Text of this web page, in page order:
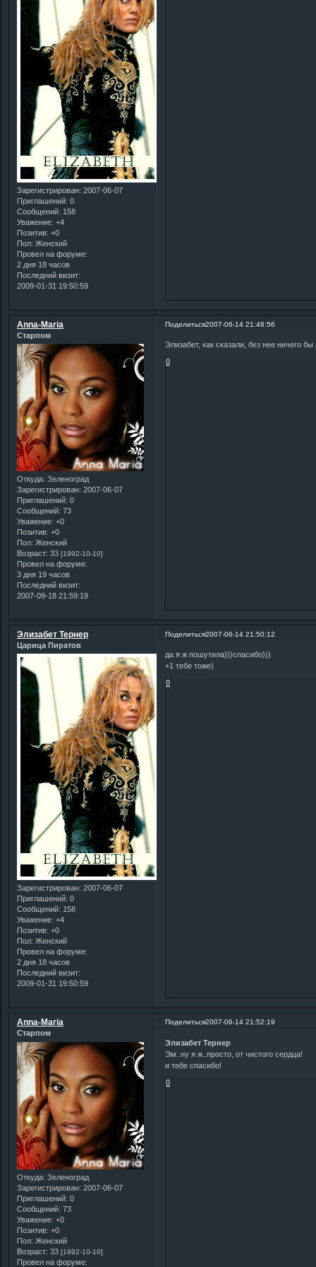
Зарегистрирован: 2007-06-07
Приглашений: 0
Сообщений: 158
Уважение: +4
Позитив: +0
Пол: Женский
Провел на форуме:
2 дня 18 часов
Последний визит:
2009-01-31 19:50:59
Поделиться2007-06-14 21:48:56
Anna-Maria
Старпом
Откуда: Зеленоград
Зарегистрирован: 2007-06-07
Приглашений: 0
Сообщений: 73
Уважение: +0
Позитив: +0
Пол: Женский
Возраст: 33 [1992-10-10]
Провел на форуме:
3 дня 19 часов
Последний визит:
2007-09-18 21:59:19
Элизабет, как сказали, без нее ничего
0
Поделиться2007-06-14 21:50:12
Элизабет Тернер
Царица Пиратов
Зарегистрирован: 2007-06-07
Приглашений: 0
Сообщений: 158
Уважение: +4
Позитив: +0
Пол: Женский
Провел на форуме:
2 дня 18 часов
Последний визит:
2009-01-31 19:50:59
да я ж пошутила)))спасибо)))
+1 тебе тоже)
0
Поделиться2007-06-14 21:52:19
Anna-Maria
Старпом
Откуда: Зеленоград
Зарегистрирован: 2007-06-07
Приглашений: 0
Сообщений: 73
Уважение: +0
Позитив: +0
Пол: Женский
Возраст: 33 [1992-10-10]
Провел на форуме:
Элизабет Тернер
Эм..ну я ж..просто, от чистого сердца!
и тебе спасибо!
0